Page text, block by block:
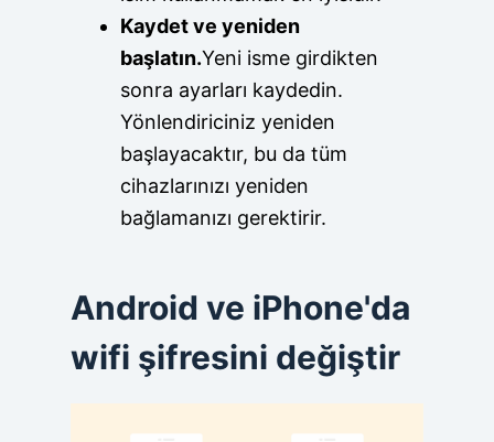
Kaydet ve yeniden
başlatın.Yeni isme girdikten
sonra ayarları kaydedin.
Yönlendiriciniz yeniden
başlayacaktır, bu da tüm
cihazlarınızı yeniden
bağlamanızı gerektirir.
Android ve iPhone'da
wifi şifresini değiştir